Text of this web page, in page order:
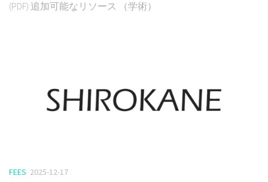
(PDF) 追加可能なリソース （学術）
FEES 2025-12-17